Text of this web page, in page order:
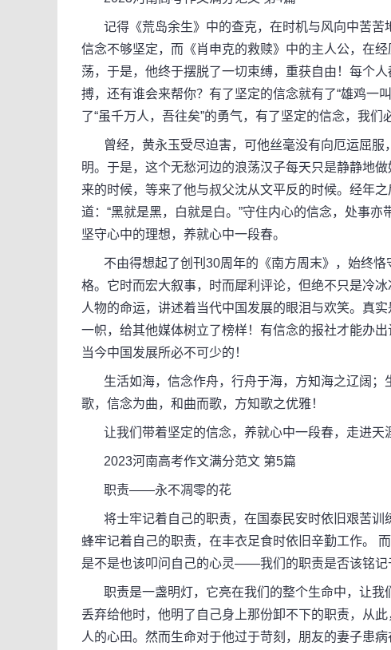
记得《荒岛余生》中的查克，在时机与风向中苦苦
信念不够坚定，而《肖申克的救赎》中的主人公，在
荡，于是，他终于摆脱了一切束缚，重获自由！每个
搏，还有谁会来帮你？有了坚定的信念就有了“雄鸡一
了“虽千万人，吾往矣”的勇气，有了坚定的信念，我们
曾经，黄永玉受尽迫害，可他丝毫没有向厄运屈服
明。于是，这个无愁河边的浪荡汉子每天只是静静地
来的时候，等来了他与叔父沈从文平反的时候。经年
道：“黑就是黑，白就是白。”守住内心的信念，处事
坚守心中的理想，养就心中一段春。
不由得想起了创刊30周年的《南方周末》，始终恪
格。它时而宏大叙事，时而犀利评论，但绝不只是冷
人物的命运，讲述着当代中国发展的眼泪与欢笑。真
一帜，给其他媒体树立了榜样！有信念的报社才能办
当今中国发展所必不可少的！
生活如海，信念作舟，行舟于海，方知海之辽阔；
歌，信念为曲，和曲而歌，方知歌之优雅！
让我们带着坚定的信念，养就心中一段春，走进天
2023河南高考作文满分范文 第5篇
职责——永不凋零的花
将士牢记着自己的职责，在国泰民安时依旧艰苦训
蜂牢记着自己的职责，在丰衣足食时依旧辛勤工作。
是不是也该叩问自己的心灵——我们的职责是否该铭记
职责是一盏明灯，它亮在我们的整个生命中，让我
丢弃给他时，他明了自己身上那份卸不下的职责，从
人的心田。然而生命对于他过于苛刻，朋友的妻子患